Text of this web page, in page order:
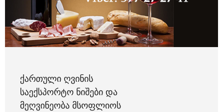
ᲥᲐᲠᲗᲣᲚᲘ ᲦᲕᲘᲜᲘᲡ
ᲡᲐᲔᲥᲡᲞᲝᲠᲢᲝ ᲜᲘᲨᲔᲑᲘ ᲓᲐ
ᲛᲔᲦᲕᲘᲜᲔᲝᲑᲐ ᲛᲡᲝᲤᲚᲘᲝᲡ